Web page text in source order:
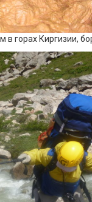
горах Киргизии,